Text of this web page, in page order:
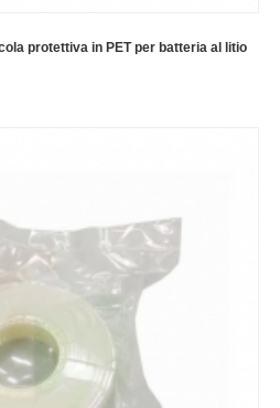
protettiva in PET per batteria al litio